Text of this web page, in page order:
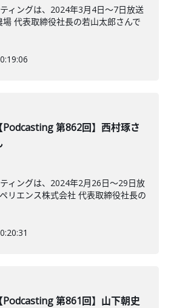
ィングは、2024年3月4日〜7日放送
代表取締役社長の若山太郎さんで
【Podcasting 第862回】西村琢さ
ィングは、2024年2月26日〜29日放
リエンス株式会社 代表取締役社長の
【Podcasting 第861回】山下朝史